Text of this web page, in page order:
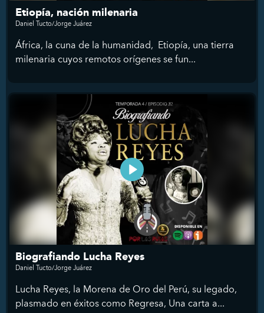
Etiopía, nación milenaria
Daniel Tucto/Jorge Juárez
África, la cuna de la humanidad, Etiopía, una tierra
milenaria cuyos remotos orígenes se fun...
Biografiando Lucha Reyes
Daniel Tucto/Jorge Juárez
Lucha Reyes, la Morena de Oro del Perú, su legado,
plasmado en éxitos como Regresa, Una carta a...